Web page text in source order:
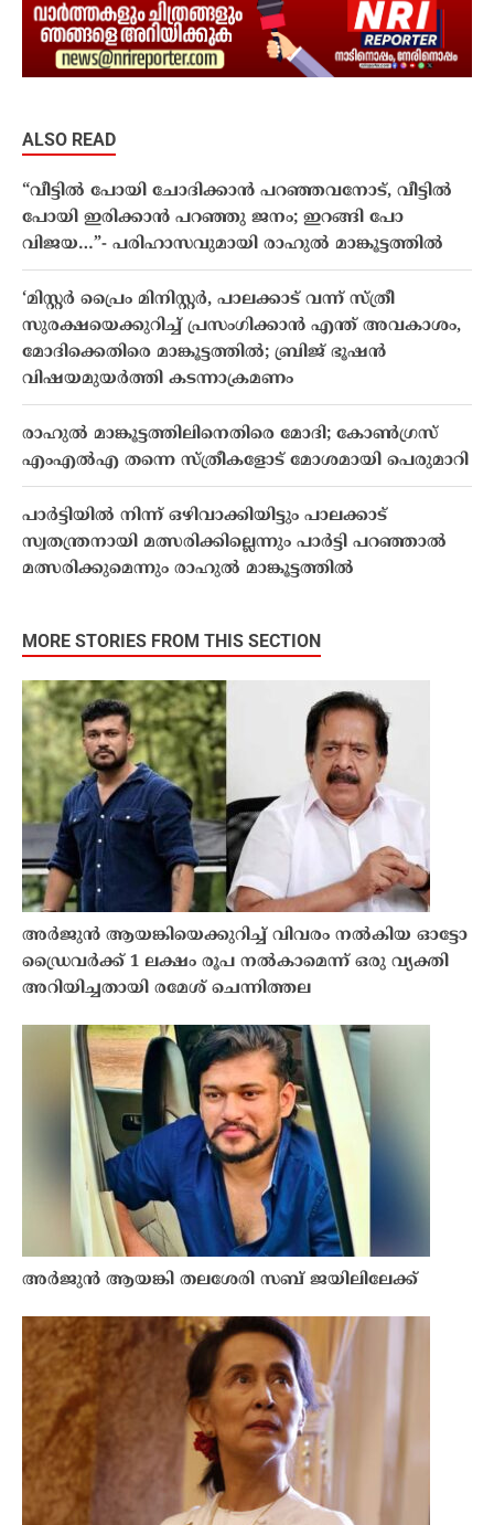
ALSO READ
“വീട്ടിൽ പോയി ചോദിക്കാൻ പറഞ്ഞവനോട്, വീട്ടിൽ
പോയി ഇരിക്കാൻ പറഞ്ഞു ജനം; ഇറങ്ങി പോ
വിജയ…”- പരിഹാസവുമായി രാഹുൽ മാങ്കൂട്ടത്തിൽ
‘മിസ്റ്റർ പ്രൈം മിനിസ്റ്റർ, പാലക്കാട് വന്ന് സ്ത്രീ
സുരക്ഷയെക്കുറിച്ച് പ്രസംഗിക്കാൻ എന്ത് അവകാശം,
മോദിക്കെതിരെ മാങ്കൂട്ടത്തിൽ; ബ്രിജ് ഭൂഷൻ
വിഷയമുയർത്തി കടന്നാക്രമണം
രാഹുൽ മാങ്കൂട്ടത്തിലിനെതിരെ മോദി; കോണ്‍ഗ്രസ്
എംഎൽഎ തന്നെ സ്ത്രീകളോട് മോശമായി പെരുമാറി
പാർട്ടിയിൽ നിന്ന് ഒഴിവാക്കിയിട്ടും പാലക്കാട്
സ്വതന്ത്രനായി മത്സരിക്കില്ലെന്നും പാർട്ടി പറഞ്ഞാൽ
മത്സരിക്കുമെന്നും രാഹുൽ മാങ്കൂട്ടത്തിൽ
MORE STORIES FROM THIS SECTION
അർജുൻ ആയങ്കിയെക്കുറിച്ച് വിവരം നൽകിയ ഓട്ടോ
ഡ്രൈവർക്ക് 1 ലക്ഷം രൂപ നൽകാമെന്ന് ഒരു വ്യക്തി
അറിയിച്ചതായി രമേശ് ചെന്നിത്തല
അർജുൻ ആയങ്കി തലശേരി സബ് ജയിലിലേക്ക്